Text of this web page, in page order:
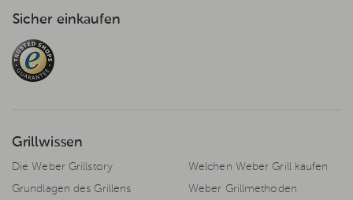
Sicher einkaufen
Grillwissen
Die Weber Grillstory
Welchen Weber Grill kaufen
Grundlagen des Grillens
Weber Grillmethoden